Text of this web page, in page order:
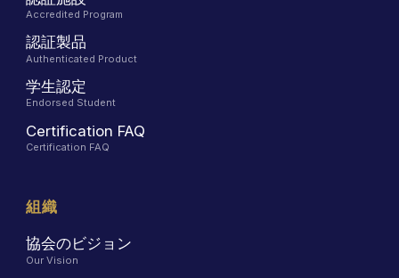
Accredited Program
認証製品
Authenticated Product
学生認定
Endorsed Student
Certification FAQ
Certification FAQ
組織
協会のビジョン
Our Vision